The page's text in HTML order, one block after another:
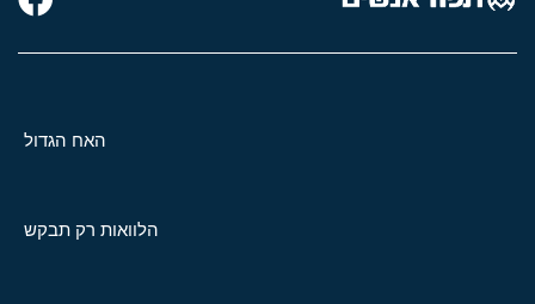
האח הגדול
הלוואות רק תבקש